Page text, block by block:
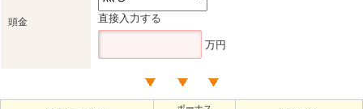
頭金 直接入力する
万円